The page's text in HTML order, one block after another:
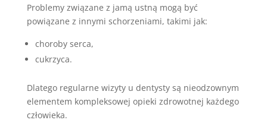
Problemy związane z jamą ustną mogą być
powiązane z innymi schorzeniami, takimi jak:
choroby serca,
cukrzyca.
Dlatego regularne wizyty u dentysty są nieodzownym
elementem kompleksowej opieki zdrowotnej każdego
człowieka.